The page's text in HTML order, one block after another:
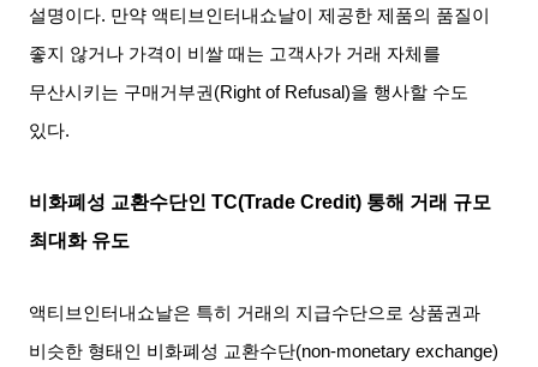
설명이다. 만약 액티브인터내쇼날이 제공한 제품의 품질이
좋지 않거나 가격이 비쌀 때는 고객사가 거래 자체를
무산시키는 구매거부권 (Right of Refusal)을 행사할 수도
있다.
비화폐성 교환수단인 TC(Trade Credit) 통해 거래 규모
최대화 유도
액티브인터내쇼날은 특히 거래의 지급수단으로 상품권과
비슷한 형태인 비화폐성 교환수단(non-monetary exchange)